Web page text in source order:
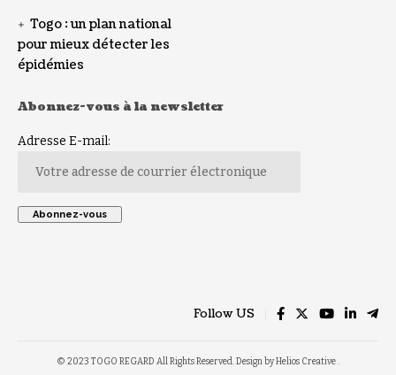
Togo : un plan national
pour mieux détecter les
épidémies
Abonnez-vous à la newsletter
Adresse E-mail:
Follow US
© 2023 TOGO REGARD All Rights Reserved. Design by Helios Creative .